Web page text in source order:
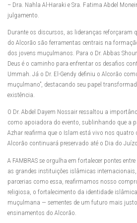
– Dra. Nahla Al-Haraki e Sra. Fatima Abdel
julgamento.
Durante os discursos, as lideranças reforçaram
do Alcorão são ferramentas centrais na
dos jovens muçulmanos. Para o Dr. Abbas
Deus é o caminho para enfrentar os desafios
Ummah. Já o Dr. El-Gendy definiu o Alcorão
muçulmano”, destacando seu papel
existência.
O Dr. Abdel Dayem Nossair ressaltou a
como apoiadora do evento, sublinhando que a
Azhar reafirma que o Islam está vivo nos quatro
Alcorão continuará preservado até o Dia do
A FAMBRAS se orgulha em fortalecer pontes
as grandes instituições islâmicas internacionais,
parcerias como essa, reafirmamos nosso
religiosa, o fortalecimento da identidade
muçulmana — sementes de um futuro mais
ensinamentos do Alcorão.